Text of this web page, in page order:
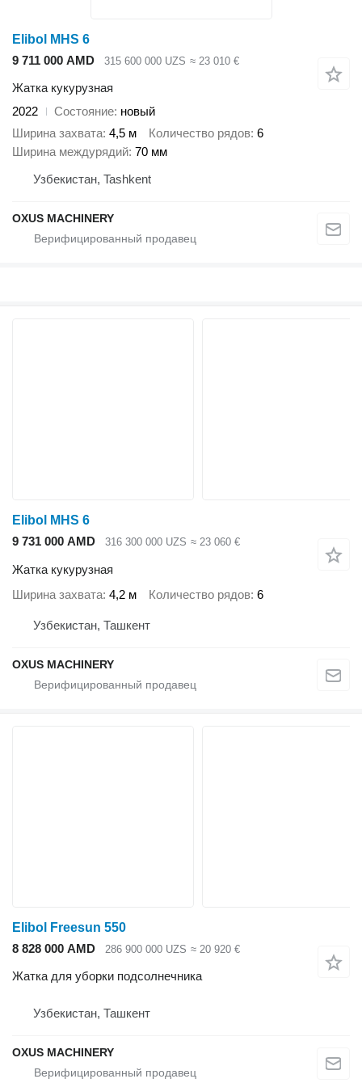
Elibol MHS 6
9 711 000 AMD
315 600 000 UZS ≈ 23 010 €
Жатка кукурузная
2022
Состояние новый
Ширина захвата 4,5 м Количество рядов 6
Ширина междурядий 70 мм
Узбекистан, Tashkent
OXUS MACHINERY
Elibol MHS 6
9 731 000 AMD
316 300 000 UZS ≈ 23 060 €
Жатка кукурузная
Ширина захвата 4,2 м Количество рядов 6
Узбекистан, Ташкент
OXUS MACHINERY
Elibol Freesun 550
8 828 000 AMD
286 900 000 UZS ≈ 20 920 €
Жатка для уборки подсолнечника
Узбекистан, Ташкент
OXUS MACHINERY